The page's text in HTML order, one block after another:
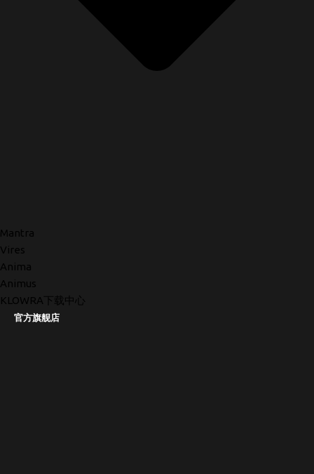
Mantra
Vires
Anima
Animus
KLOWRA下载中心
官方旗舰店